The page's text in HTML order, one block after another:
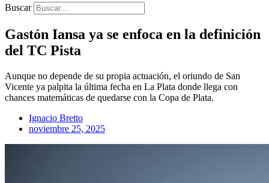
Buscar
Gastón Iansa ya se enfoca en la definición
del TC Pista
Aunque no depende de su propia actuación, el oriundo de San
Vicente ya palpita la última fecha en La Plata donde llega con
chances matemáticas de quedarse con la Copa de Plata.
Ignacio Bretto
noviembre 25, 2025